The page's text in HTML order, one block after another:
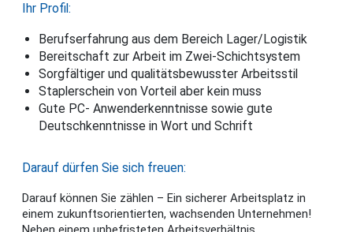
Ihr Profil:
Berufserfahrung aus dem Bereich Lager/Logistik
Bereitschaft zur Arbeit im Zwei-Schichtsystem
Sorgfältiger und qualitätsbewusster Arbeitsstil
Staplerschein von Vorteil aber kein muss
Gute PC- Anwenderkenntnisse sowie gute
Deutschkenntnisse in Wort und Schrift
Darauf dürfen Sie sich freuen:
Darauf können Sie zählen – Ein sicherer Arbeitsplatz in
einem zukunftsorientierten, wachsenden Unternehmen!